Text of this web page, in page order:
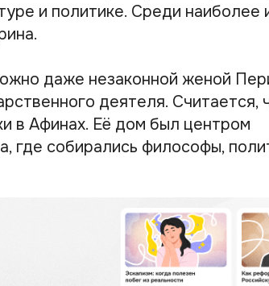
и политике. Среди наиболее
даже незаконной женой
деятеля. Считается,
в Афинах. Её дом был центром
где собирались философы,